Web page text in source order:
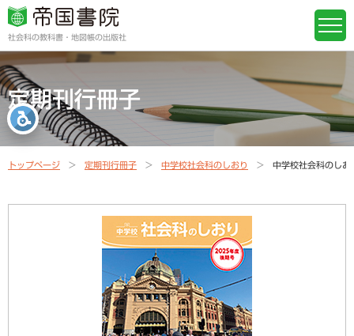
社会科の教科書・地図帳の出版社
定期刊行冊子
トップページ 定期刊行冊子 中学校社会科のしおり 中学校社会科のし